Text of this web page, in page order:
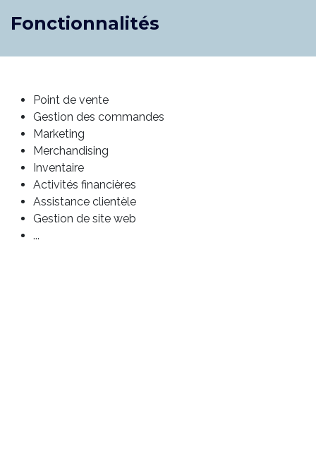
Fonctionnalités
Point de vente
Gestion des commandes
Marketing
Merchandising
Inventaire
Activités financières
Assistance clientèle
Gestion de site web
...